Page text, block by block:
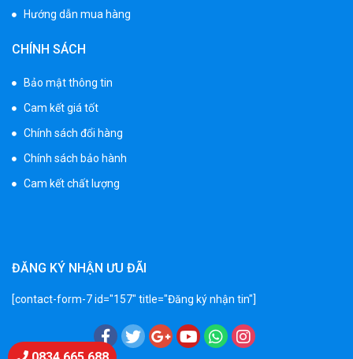
Xe máy điện trẻ em vecpa XW02
950.000 ₫
1.250.000 ₫
Xe máy điện trẻ em T118
950.000 ₫
Hướng dẫn mua hàng
CHÍNH SÁCH
Bảo mật thông tin
Cam kết giá tốt
Chính sách đổi hàng
Chính sách bảo hành
Cam kết chất lượng
ĐĂNG KÝ NHẬN ƯU ĐÃI
[contact-form-7 id="157" title="Đăng ký nhận tin"]
Chat Zalo